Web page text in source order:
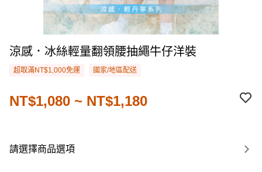
涼感．冰絲輕量翻領腰抽繩牛仔洋裝
超取滿NT$1,000免運 國家/地區配送
NT$1,080 ~ NT$1,180
請選擇商品選項